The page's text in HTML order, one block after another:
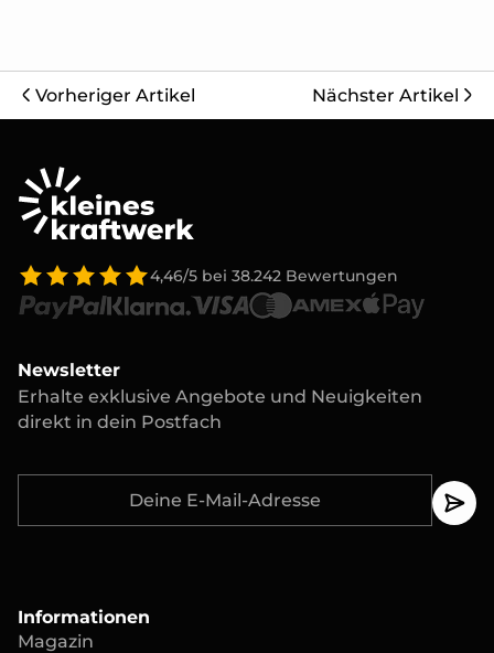
Vorheriger Artikel Nächster Artikel
4,46/5 bei 38.242 Bewertungen
Informationen
Magazin
Newsletter
Erhalte exklusive Angebote und Neuigkeiten
direkt in dein Postfach